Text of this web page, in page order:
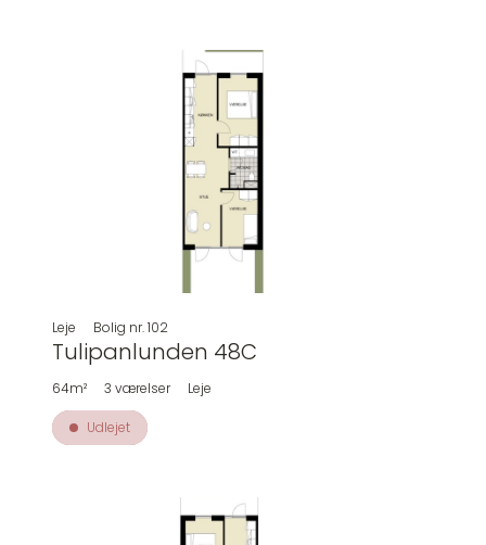
Leje Bolig nr. 102
Tulipanlunden 48C
64m² 3 værelser Leje
Udlejet